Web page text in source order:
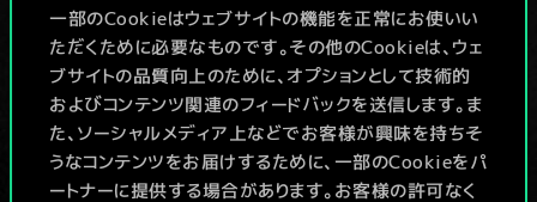
一部のCookieはウェブサイトの機能を正常にお使いい
ただくために必要なものです。その他のCookieは、ウェ
ブサイトの品質向上のために、オプションとして技術的
およびコンテンツ関連のフィードバックを送信します。ま
た、ソーシャルメディア上などでお客様が興味を持ちそ
うなコンテンツをお届けするために、一部のCookieをパ
ートナーに提供する場合があります。お客様の許可なく
りませんが、
続々追加中！
デッキ名入力＆ガイドを作成